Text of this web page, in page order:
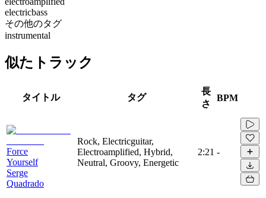
electricbass
その他のタグ
instrumental
似たトラック
タイトル タグ
長
さ
BPM
Force
Yourself
Serge
Quadrado
Rock, Electricguitar,
Electroamplified, Hybrid,
Neutral, Groovy, Energetic
2:21 -